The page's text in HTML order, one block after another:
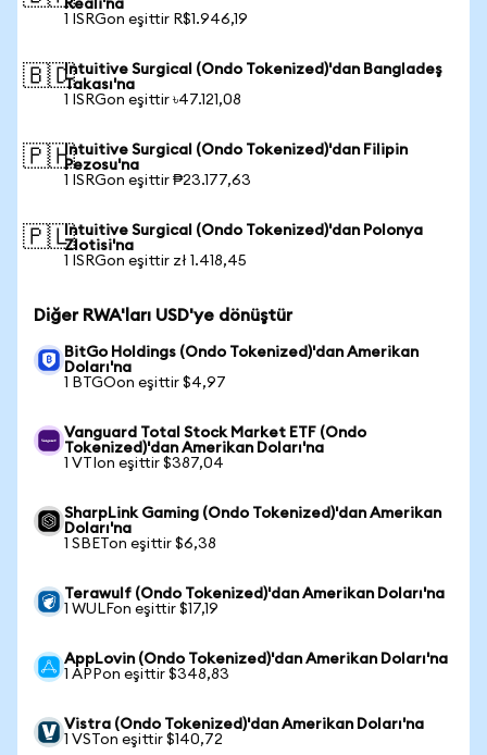
Reali'na
1 ISRGon eşittir R$1.946,19
🇧🇩Intuitive Surgical (Ondo Tokenized)'dan Bangladeş
Takası'na
1 ISRGon eşittir ৳47.121,08
🇵🇭Intuitive Surgical (Ondo Tokenized)'dan Filipin
Pezosu'na
1 ISRGon eşittir ₱23.177,63
🇵🇱Intuitive Surgical (Ondo Tokenized)'dan Polonya
Zlotisi'na
1 ISRGon eşittir zł 1.418,45
Diğer RWA'ları USD'ye dönüştür
BitGo Holdings (Ondo Tokenized)'dan Amerikan
Doları'na
1 BTGOon eşittir $4,97
Vanguard Total Stock Market ETF (Ondo
Tokenized)'dan Amerikan Doları'na
1 VTIon eşittir $387,04
SharpLink Gaming (Ondo Tokenized)'dan Amerikan
Doları'na
1 SBETon eşittir $6,38
Terawulf (Ondo Tokenized)'dan Amerikan Doları'na
1 WULFon eşittir $17,19
AppLovin (Ondo Tokenized)'dan Amerikan Doları'na
1 APPon eşittir $348,83
Vistra (Ondo Tokenized)'dan Amerikan Doları'na
1 VSTon eşittir $140,72